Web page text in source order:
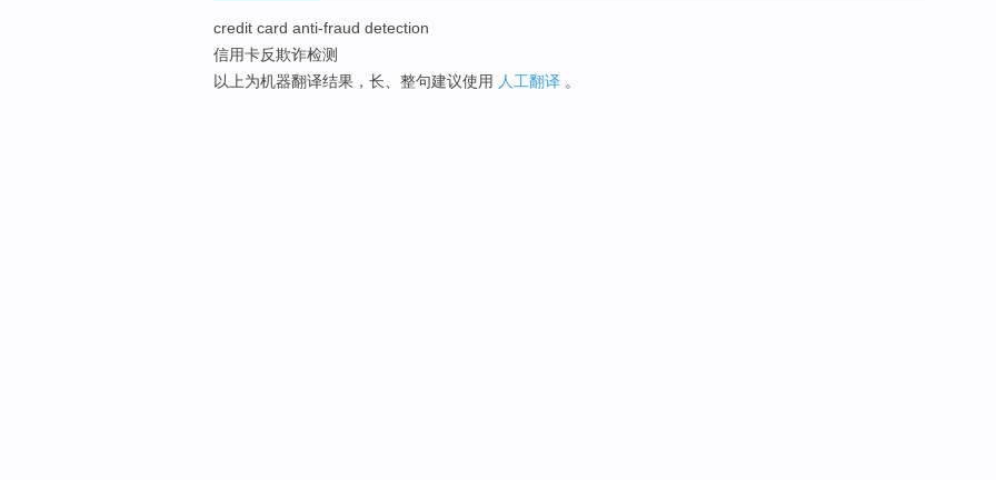
credit card anti-fraud detection
信用卡反欺诈检测
以上为机器翻译结果，长、整句建议使用 人工翻译 。